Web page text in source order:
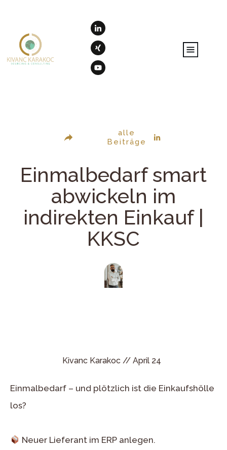
alle
Beiträge
Einmalbedarf smart
abwickeln im
indirekten Einkauf |
KKSC
Kivanc Karakoc // April 24
Einmalbedarf – und plötzlich ist die Einkaufshölle
los?
Neuer Lieferant im ERP anlegen.